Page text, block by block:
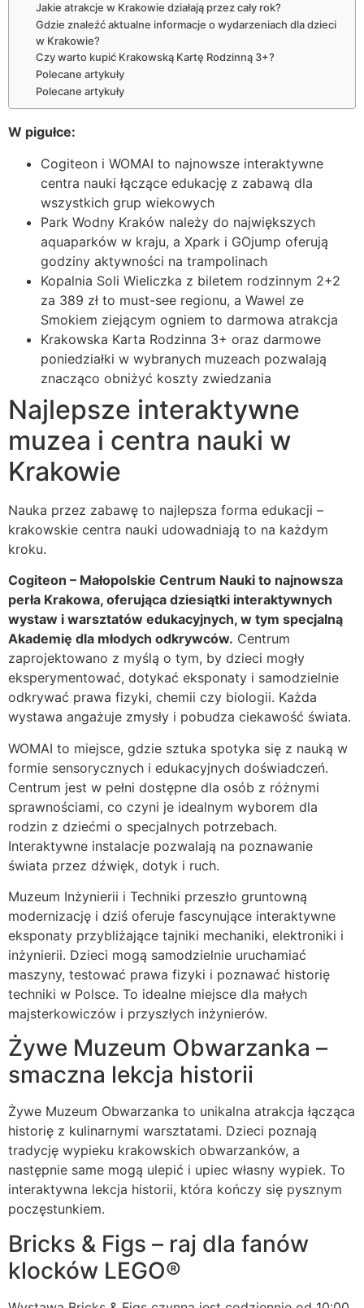
Jakie atrakcje w Krakowie działają przez cały rok?
Gdzie znaleźć aktualne informacje o wydarzeniach dla dzieci
w Krakowie?
Czy warto kupić Krakowską Kartę Rodzinną 3+?
Polecane artykuły
Polecane artykuły
W pigułce:
Cogiteon i WOMAI to najnowsze interaktywne
centra nauki łączące edukację z zabawą dla
wszystkich grup wiekowych
Park Wodny Kraków należy do największych
aquaparków w kraju, a Xpark i GOjump oferują
godziny aktywności na trampolinach
Kopalnia Soli Wieliczka z biletem rodzinnym 2+2
za 389 zł to must-see regionu, a Wawel ze
Smokiem ziejącym ogniem to darmowa atrakcja
Krakowska Karta Rodzinna 3+ oraz darmowe
poniedziałki w wybranych muzeach pozwalają
znacząco obniżyć koszty zwiedzania
Najlepsze interaktywne
muzea i centra nauki w
Krakowie
Nauka przez zabawę to najlepsza forma edukacji –
krakowskie centra nauki udowadniają to na każdym
kroku.
Cogiteon – Małopolskie Centrum Nauki to najnowsza
perła Krakowa, oferująca dziesiątki interaktywnych
wystaw i warsztatów edukacyjnych, w tym specjalną
Akademię dla młodych odkrywców. Centrum
zaprojektowano z myślą o tym, by dzieci mogły
eksperymentować, dotykać eksponaty i samodzielnie
odkrywać prawa fizyki, chemii czy biologii. Każda
wystawa angażuje zmysły i pobudza ciekawość świata.
WOMAI to miejsce, gdzie sztuka spotyka się z nauką w
formie sensorycznych i edukacyjnych doświadczeń.
Centrum jest w pełni dostępne dla osób z różnymi
sprawnościami, co czyni je idealnym wyborem dla
rodzin z dziećmi o specjalnych potrzebach.
Interaktywne instalacje pozwalają na poznawanie
świata przez dźwięk, dotyk i ruch.
Muzeum Inżynierii i Techniki przeszło gruntowną
modernizację i dziś oferuje fascynujące interaktywne
eksponaty przybliżające tajniki mechaniki, elektroniki i
inżynierii. Dzieci mogą samodzielnie uruchamiać
maszyny, testować prawa fizyki i poznawać historię
techniki w Polsce. To idealne miejsce dla małych
majsterkowiczów i przyszłych inżynierów.
Żywe Muzeum Obwarzanka –
smaczna lekcja historii
Żywe Muzeum Obwarzanka to unikalna atrakcja łącząca
historię z kulinarnymi warsztatami. Dzieci poznają
tradycję wypieku krakowskich obwarzanków, a
następnie same mogą ulepić i upiec własny wypiek. To
interaktywna lekcja historii, która kończy się pysznym
poczęstunkiem.
Bricks & Figs – raj dla fanów
klocków LEGO®